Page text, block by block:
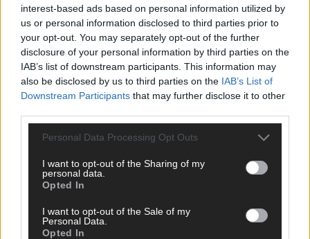
interest-based ads based on personal information utilized by
us or personal information disclosed to third parties prior to
your opt-out. You may separately opt-out of the further
disclosure of your personal information by third parties on the
IAB’s list of downstream participants. This information may
also be disclosed by us to third parties on the IAB’s List of
Downstream Participants that may further disclose it to other
Personal Data Processing Opt Outs
I want to opt-out of the Sharing of my
personal data.
Opted In
I want to opt-out of the Sale of my
Personal Data.
Opted In
ANZEIGE